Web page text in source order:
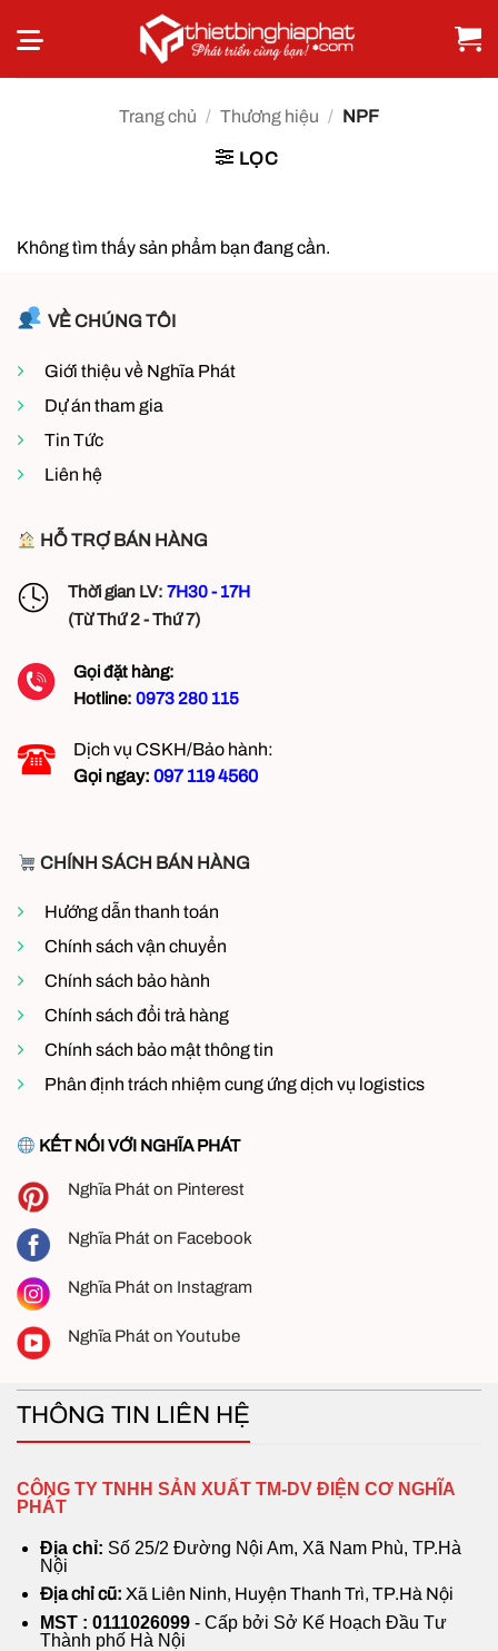
qua
Trang chủ / Thương hiệu / NPF
LỌC
Không tìm thấy sản phẩm bạn đang cần.
VỀ CHÚNG TÔI
Giới thiệu về Nghĩa Phát
Dự án tham gia
Tin Tức
Liên hệ
HỖ TRỢ BÁN HÀNG
Thời gian LV: 7H30 - 17H
(Từ Thứ 2 - Thứ 7)
Gọi đặt hàng:
Hotline: 0973 280 115
Dịch vụ CSKH/Bảo hành:
Gọi ngay: 097 119 4560
CHÍNH SÁCH BÁN HÀNG
Hướng dẫn thanh toán
Chính sách vận chuyển
Chính sách bảo hành
Chính sách đổi trả hàng
Chính sách bảo mật thông tin
Phân định trách nhiệm cung ứng dịch vụ logistics
KẾT NỐI VỚI NGHĨA PHÁT
Nghĩa Phát on Pinterest
Nghĩa Phát on Facebook
Nghĩa Phát on Instagram
Nghĩa Phát on Youtube
THÔNG TIN LIÊN HỆ
CÔNG TY TNHH SẢN XUẤT TM-DV ĐIỆN CƠ NGHĨA
PHÁT
Địa chỉ: Số 25/2 Đường Nội Am, Xã Nam Phù, TP.Hà
Nội
Địa chỉ cũ: Xã Liên Ninh, Huyện Thanh Trì, TP.Hà Nội
MST : 0111026099 - Cấp bởi Sở Kế Hoạch Đầu Tư
Thành phố Hà Nội